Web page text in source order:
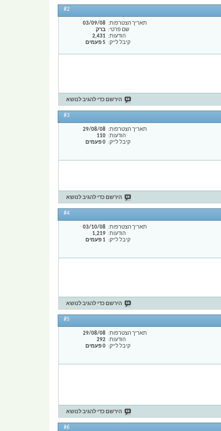
#2
תאריך הצטרפות
03/09/08
שם פרטי
ברק
הודעות
2,431
קיבל לייק
5 פעמים
הירשם כדי להגיב לנושא
#3
תאריך הצטרפות
29/08/08
הודעות
110
קיבל לייק
0 פעמים
הירשם כדי להגיב לנושא
#4
תאריך הצטרפות
03/10/08
הודעות
1,219
קיבל לייק
1 פעמים
הירשם כדי להגיב לנושא
#5
תאריך הצטרפות
29/08/08
הודעות
292
קיבל לייק
0 פעמים
הירשם כדי להגיב לנושא
#6